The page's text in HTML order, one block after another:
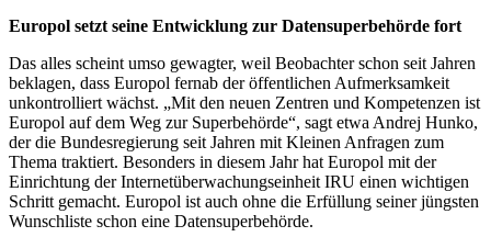
Europol setzt seine Entwicklung zur Datensuperbehörde fort
Das alles scheint umso gewagter, weil Beobachter schon seit Jahren
beklagen, dass Europol fernab der öffentlichen Aufmerksamkeit
unkontrolliert wächst. „Mit den neuen Zentren und Kompetenzen ist
Europol auf dem Weg zur Superbehörde“, sagt etwa Andrej Hunko,
der die Bundesregierung seit Jahren mit Kleinen Anfragen zum
Thema traktiert. Besonders in diesem Jahr hat Europol mit der
Einrichtung der Internetüberwachungseinheit IRU einen wichtigen
Schritt gemacht. Europol ist auch ohne die Erfüllung seiner jüngsten
Wunschliste schon eine Datensuperbehörde.